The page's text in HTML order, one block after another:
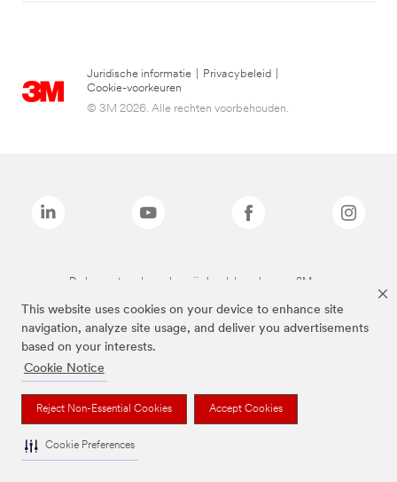
This website uses cookies on your device to enhance site
navigation, analyze site usage, and deliver you advertisements
based on your interests.
Cookie Notice
Reject Non-Essential Cookies Accept Cookies
Cookie Preferences
Juridische informatie Privacybeleid
Cookie-voorkeuren
© 3M 2026. Alle rechten voorbehouden.
De bovenstaande merken zijn handelsmerken van 3M.we